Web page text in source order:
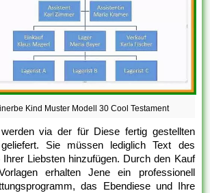
Kind Muster Modell 30 Cool Testament
via der für Diese fertig gestellten
geliefert. Sie müssen lediglich Text des
Liebsten hinzufügen. Durch den Kauf
erhalten Jene ein professionell
das Ebendiese und Ihre